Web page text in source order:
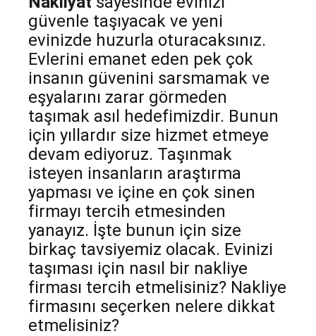
güvenle taşıyacak ve yeni
evinizde huzurla oturacaksınız.
Evlerini emanet eden pek çok
insanın güvenini sarsmamak ve
eşyalarını zarar görmeden
taşımak asıl hedefimizdir. Bunun
için yıllardır size hizmet etmeye
devam ediyoruz. Taşınmak
isteyen insanların araştırma
yapması ve içine en çok sinen
firmayı tercih etmesinden
yanayız. İşte bunun için size
birkaç tavsiyemiz olacak. Evinizi
taşıması için nasıl bir nakliye
firması tercih etmelisiniz? Nakliye
firmasını seçerken nelere dikkat
etmelisiniz?